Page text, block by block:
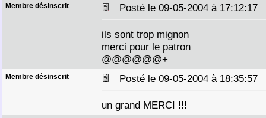
Membre désinscrit Posté le 09-05-2004 à 17:12:17
ils sont trop mignon
merci pour le patron
@@@@@@+
Membre désinscrit Posté le 09-05-2004 à 18:35:57
un grand MERCI !!!